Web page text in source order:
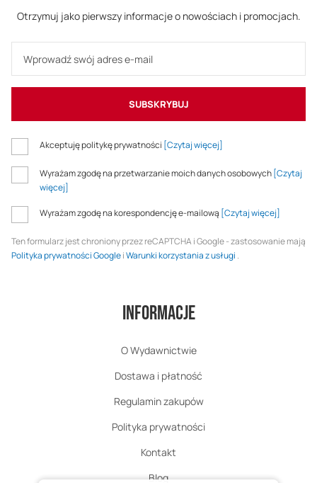
Otrzymuj jako pierwszy informacje o nowościach i promocjach.
SUBSKRYBUJ
Akceptuję politykę prywatności [Czytaj więcej]
Wyrażam zgodę na przetwarzanie moich danych osobowych[Czytaj
więcej]
Wyrażam zgodę na korespondencję e-mailową [Czytaj więcej]
Ten formularz jest chroniony przez reCAPTCHA i Google - zastosowanie mają
Polityka prywatności GoogleiWarunki korzystania z usługi .
Informacje
O Wydawnictwie
Dostawa i płatność
Regulamin zakupów
Polityka prywatności
Kontakt
Blog